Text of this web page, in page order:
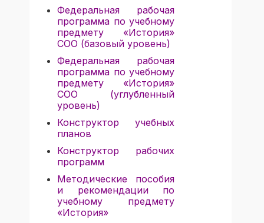
Федеральная рабочая
программа по учебному
предмету «История»
СОО (базовый уровень)
Федеральная рабочая
программа по учебному
предмету «История»
СОО (углубленный
уровень)
Конструктор учебных
планов
Конструктор рабочих
программ
Методические пособия
и рекомендации по
учебному предмету
«История»